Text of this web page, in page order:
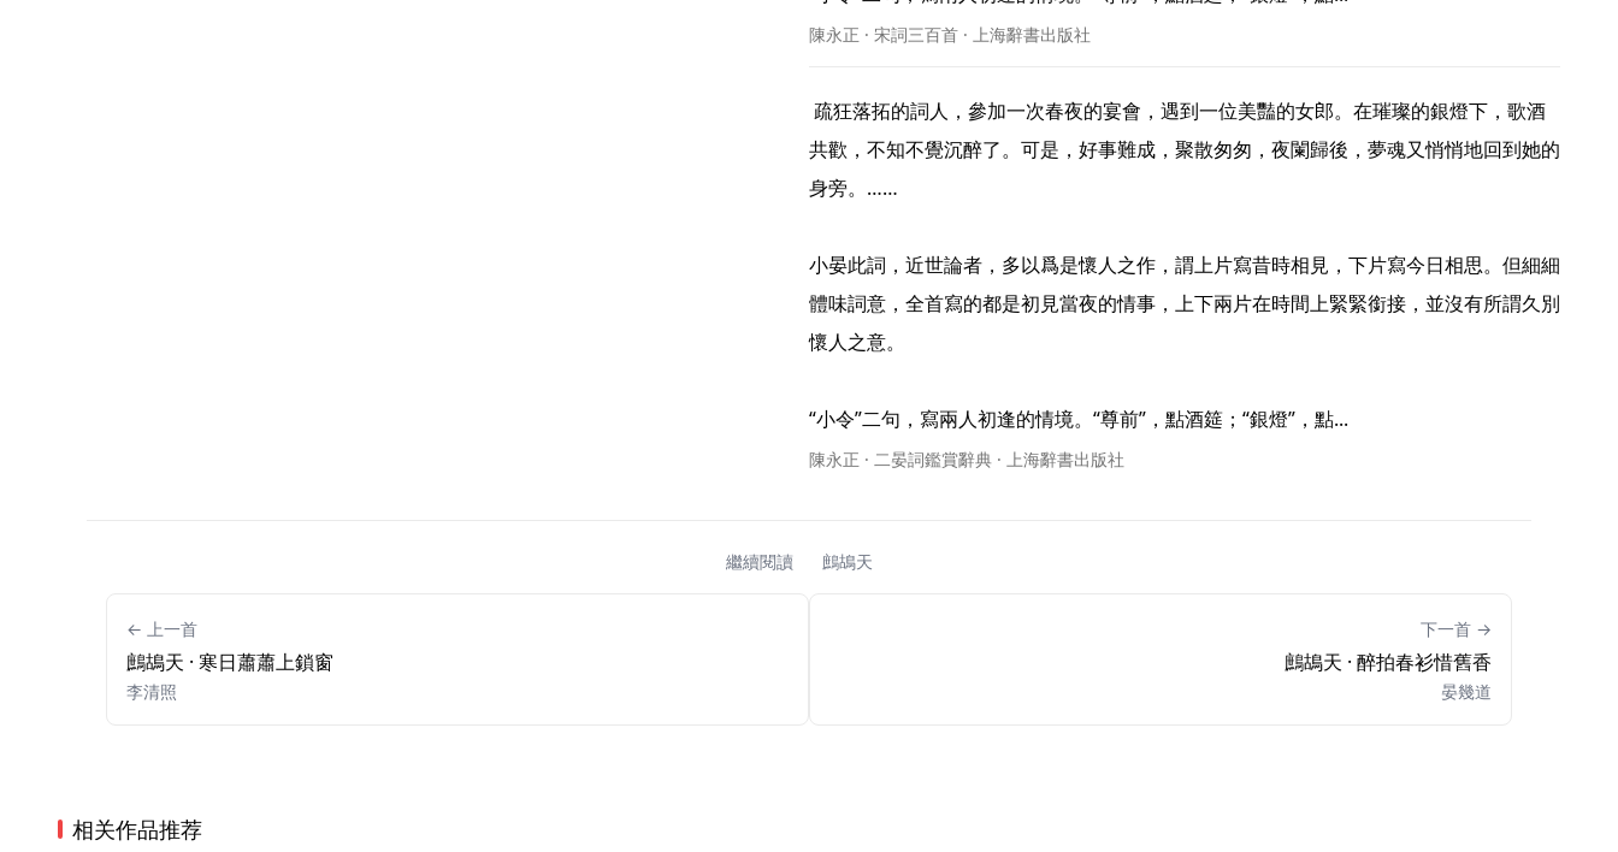
陳永正 · 宋詞三百首 · 上海辭書出版社
共歡，不知不覺沉醉了。可是，好事難成，聚散匆匆，夜闌歸後，夢魂又悄悄地回到她的
身旁。……
小晏此詞，近世論者，多以爲是懷人之作，謂上片寫昔時相見，下片寫今日相思。但細細
體味詞意，全首寫的都是初見當夜的情事，上下兩片在時間上緊緊銜接，並沒有所謂久別
懷人之意。
“小令”二句，寫兩人初逢的情境。“尊前”，點酒筵；“銀燈”，點...
陳永正 · 二晏詞鑑賞辭典 · 上海辭書出版社
繼續閱讀 鷓鴣天
← 上一首
鷓鴣天 · 寒日蕭蕭上鎖窗
李清照
下一首 →
鷓鴣天 · 醉拍春衫惜舊香
晏幾道
相关作品推荐